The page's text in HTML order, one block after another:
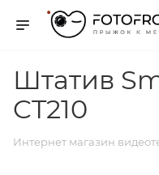
Штатив
CT210
Интернет магазин